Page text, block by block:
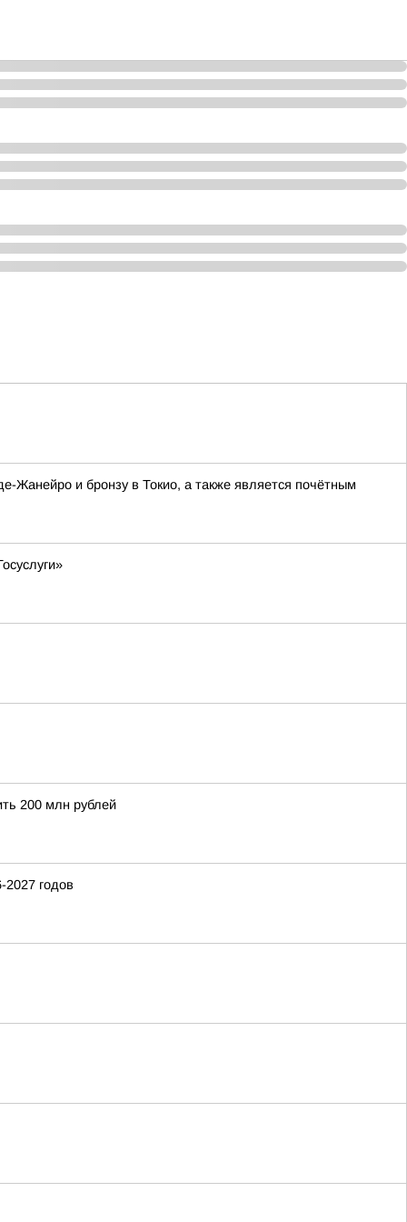
Жанейро и бронзу в Токио, а также является почётным
200 млн рублей
2027 годов